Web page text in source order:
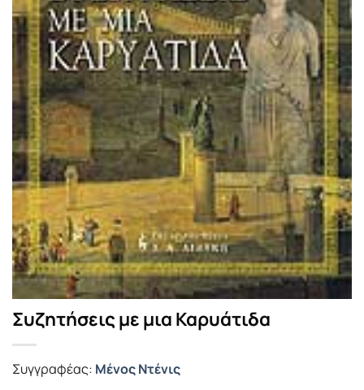
Συζητήσεις με μια Καρυάτιδα
Συγγραφέας: Μένος Ντένις